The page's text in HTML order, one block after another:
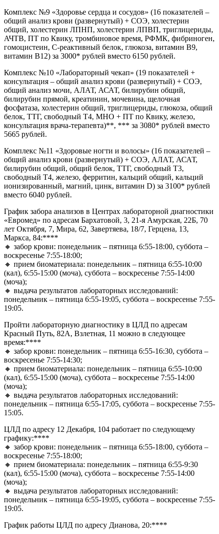
Комплекс №9 «Здоровье сердца и сосудов» (16 показателей –
общий анализ крови (развернутый) + СОЭ, холестерин
общий, холестерин ЛПНП, холестерин ЛПВП, триглицериды,
АЧТВ, ПТ по Квику, тромбиновое время, РФМК, фибриноген,
гомоцистеин, С-реактивный белок, глюкоза, витамин В9,
витамин В12) за 3000* рублей вместо 6150 рублей.
Комплекс №10 «Лабораторный чекап» (19 показателей +
консультация – общий анализ крови (развернутый) + СОЭ,
общий анализ мочи, АЛАТ, АСАТ, билирубин общий,
билирубин прямой, креатинин, мочевина, щелочная
фосфатаза, холестерин общий, триглицериды, глюкоза, общий
белок, ТТГ, свободный Т4, МНО + ПТ по Квику, железо,
консультация врача-терапевта)**, *** за 3080* рублей вместо
5665 рублей.
Комплекс №11 «Здоровые ногти и волосы» (16 показателей –
общий анализ крови (развернутый) + СОЭ, АЛАТ, АСАТ,
билирубин общий, общий белок, ТТГ, свободный Т3,
свободный Т4, железо, ферритин, кальций общий, кальций
ионизированный, магний, цинк, витамин D) за 3100* рублей
вместо 6040 рублей.
График забора анализов в Центрах лабораторной диагностики
«Евромед» по адресам Бархатовой, 3, 21-я Амурская, 22Б, 70
лет Октября, 7, Мира, 62, Завертяева, 18/7, Герцена, 13,
Маркса, 84:****
🔸 забор крови: понедельник – пятница 6:55-18:00, суббота –
воскресенье 7:55-18:00;
🔸 прием биоматериала: понедельник – пятница 6:55-10:00
(кал), 6:55-15:00 (моча), суббота – воскресенье 7:55-14:00
(моча);
🔸 выдача результатов лабораторных исследований:
понедельник – пятница 6:55-19:05, суббота – воскресенье 7:55-
19:05.
Пройти лабораторную диагностику в ЦЛД по адресам
Красный Путь, 82А, Взлетная, 11 можно в следующее
время:****
🔸 забор крови: понедельник – пятница 6:55-16:30, суббота –
воскресенье 7:55-14:30;
🔸 прием биоматериала: понедельник – пятница 6:55-10:00
(кал), 6:55-15:00 (моча), суббота – воскресенье 7:55-14:00
(моча);
🔸 выдача результатов лабораторных исследований:
понедельник – пятница 6:55-17:05, суббота – воскресенье 7:55-
15:05.
ЦЛД по адресу 12 Декабря, 104 работает по следующему
графику:****
🔸 забор крови: понедельник – пятница 6:55-18:00, суббота –
воскресенье 7:55-18:00;
🔸 прием биоматериала: понедельник – пятница 6:55-9:30
(кал), 6:55-15:00 (моча), суббота – воскресенье 7:55-14:00
(моча);
🔸 выдача результатов лабораторных исследований:
понедельник – пятница 6:55-19:05, суббота – воскресенье 7:55-
19:05.
График работы ЦЛД по адресу Дианова, 20:****